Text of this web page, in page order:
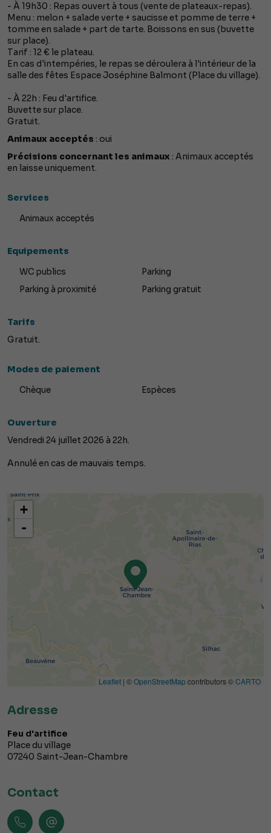
- À 19h30 : Repas ouvert à tous (vente de plateaux-repas).
Menu : melon + salade verte + saucisse et pomme de terre +
tomme en salade + part de tarte. Boissons en sus (buvette
sur place).
Tarif : 12 € le plateau.
En cas d'intempéries, le repas se déroulera à l'intérieur de la
salle des fêtes Espace Joséphine Balmont (Place du village).
- À 22h : Feu d'artifice.
Buvette sur place.
Gratuit.
Animaux acceptés : oui
Précisions concernant les animaux : Animaux acceptés
en laisse uniquement.
Services
Animaux acceptés
Equipements
WC publics
Parking
Parking à proximité
Parking gratuit
Tarifs
Gratuit.
Modes de paiement
Chèque Espèces
Ouverture
Vendredi 24 juillet 2026 à 22h.
Annulé en cas de mauvais temps.
+
-
Leaflet | ©OpenStreetMapcontributors ©CARTO
Adresse
Feu d'artifice
Place du village
07240 Saint-Jean-Chambre
Contact